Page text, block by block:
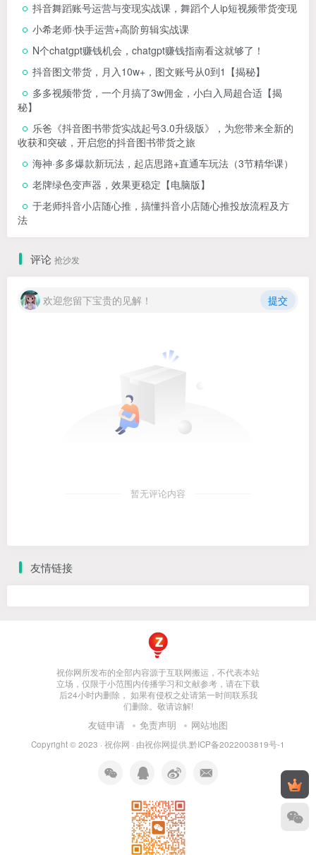
抖音舞蹈账号运营与变现实战课，舞蹈个人ip短视频带货变现
小希老师·快手运营+高阶剪辑实战课
N个chatgpt赚钱机会，chatgpt赚钱指南看这就够了！
抖音图文带货，月入10w+，图文账号从0到1【揭秘】
多多视频带货，一个月搞了3w佣金，小白入局超合适【揭
秘】
乐爸《抖音图书带货实战起号3.0升级版》，为您带来全新的
收获和突破，开启您的抖音图书带货之旅
海神·多多爆款新玩法，​起店思路+直通车玩法（3节精华课）
老牌绿色变声器，效果更稳定【电脑版】
于老师抖音小店随心推，搞懂抖音小店随心推投放流程及方
法
评论 抢沙发
欢迎您留下宝贵的见解！ 提交
暂无评论内容
友情链接
祝你网所发布的全部内容源于互联网搬运，不代表本站
立场，仅限于小范围内传播学习和文献参考，请在下载
后24小时内删除， 如果有侵权之处请第一时间联系我
们删除。敬请谅解!
友链申请 免责声明 网站地图
Copyright © 2023 · 祝你网 · 由祝你网提供.黔ICP备2022003819号-1